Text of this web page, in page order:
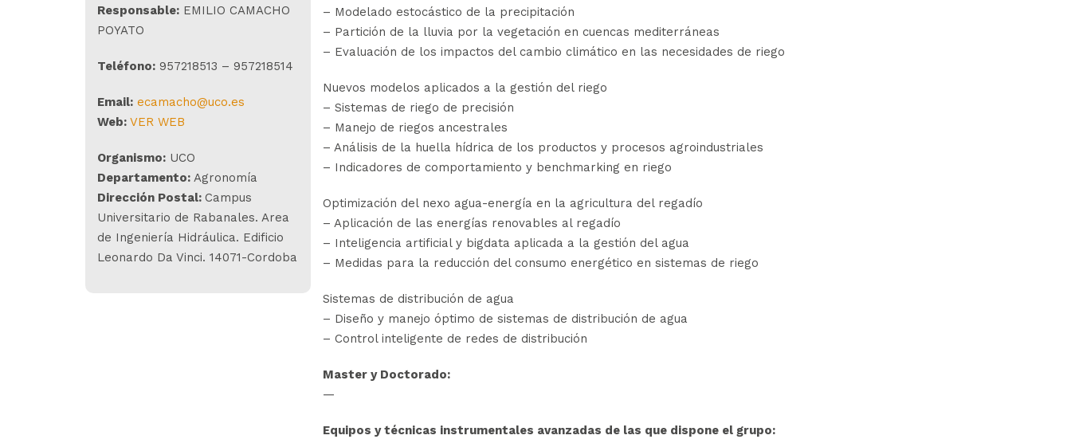
Responsable: EMILIO CAMACHO
POYATO
Teléfono: 957218513 – 957218514
Email: ecamacho@uco.es
Web: VER WEB
Organismo: UCO
Departamento: Agronomía
Dirección Postal: Campus
Universitario de Rabanales. Area
de Ingeniería Hidráulica. Edificio
Leonardo Da Vinci. 14071-Cordoba
– Modelado estocástico de la precipitación
– Partición de la lluvia por la vegetación en cuencas mediterráneas
– Evaluación de los impactos del cambio climático en las necesidades de riego
Nuevos modelos aplicados a la gestión del riego
– Sistemas de riego de precisión
– Manejo de riegos ancestrales
– Análisis de la huella hídrica de los productos y procesos agroindustriales
– Indicadores de comportamiento y benchmarking en riego
Optimización del nexo agua-energía en la agricultura del regadío
– Aplicación de las energías renovables al regadío
– Inteligencia artificial y bigdata aplicada a la gestión del agua
– Medidas para la reducción del consumo energético en sistemas de riego
Sistemas de distribución de agua
– Diseño y manejo óptimo de sistemas de distribución de agua
– Control inteligente de redes de distribución
Master y Doctorado:
—
Equipos y técnicas instrumentales avanzadas de las que dispone el grupo: